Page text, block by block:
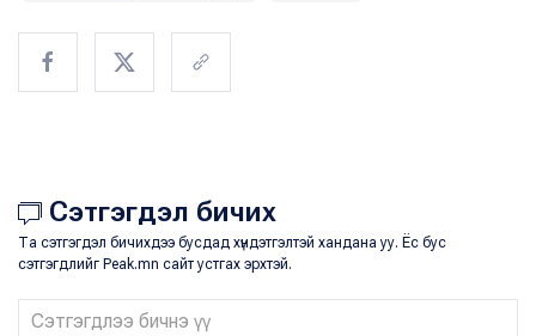
Сэтгэгдэл бичих
Та сэтгэгдэл бичихдээ бусдад хүндэтгэлтэй хандана уу. Ёс бус
сэтгэгдлийг Peak.mn сайт устгах эрхтэй.